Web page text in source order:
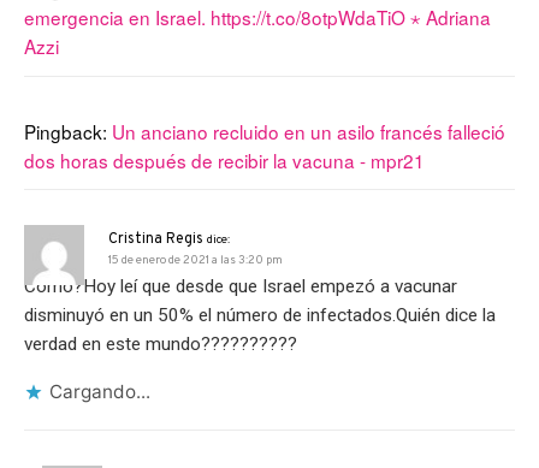
emergencia en Israel. https://t.co/8otpWdaTiO ⋆ Adriana
Azzi
Pingback: Un anciano recluido en un asilo francés falleció
dos horas después de recibir la vacuna - mpr21
Cristina Regis dice:
15 de enero de 2021 a las 3:20 pm
Como?Hoy leí que desde que Israel empezó a vacunar
disminuyó en un 50% el número de infectados.Quién dice la
verdad en este mundo??????????
Cargando...